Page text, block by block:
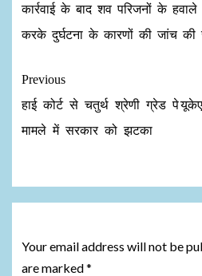
कार्रवाई के बाद शव परिजनों के
करके दुर्घटना के कारणों की जांच की
Previous
हाई कोर्ट से चतुर्थ श्रेणी ग्रेड पे
मामले में सरकार को झटका
Your email address will not be
are marked*